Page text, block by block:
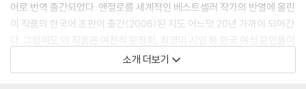
어로 번역 출간되었다. 앤절로를 세계적인 베스트셀러 작가의 반열에 올린
이 작품의 한국어 초판이 출간(2006)된 지도 어느덧 20년 가까이 되어간
다. 그럼에도 이 작품은 여전히 문정희, 최영미 시인 등 한국 여성 문인들이
특별히 사랑하는 작품으로 꾸준히 회자되고, 청소년권장도서로 선정되는
등 연령과 성별을 초월해 널리 읽히는 현대고전으로 자리매김하고 있다.
소개 더보기